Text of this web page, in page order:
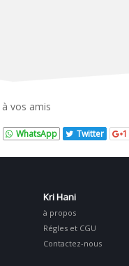
à vos amis
WhatsApp Twitter 1
Kri Hani
à propos
Régles et CGU
Contactez-nous